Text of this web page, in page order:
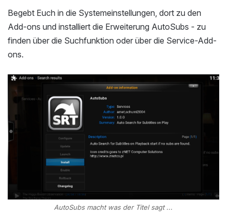
Begebt Euch in die Systemeinstellungen, dort zu den
Add-ons und installiert die Erweiterung AutoSubs - zu
finden über die Suchfunktion oder über die Service-Add-
ons.
AutoSubs macht was der Titel sagt ...